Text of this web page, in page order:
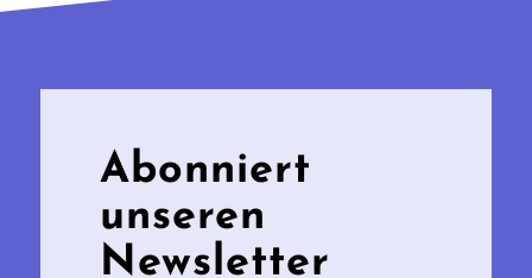
Abonniert
unseren
Newsletter